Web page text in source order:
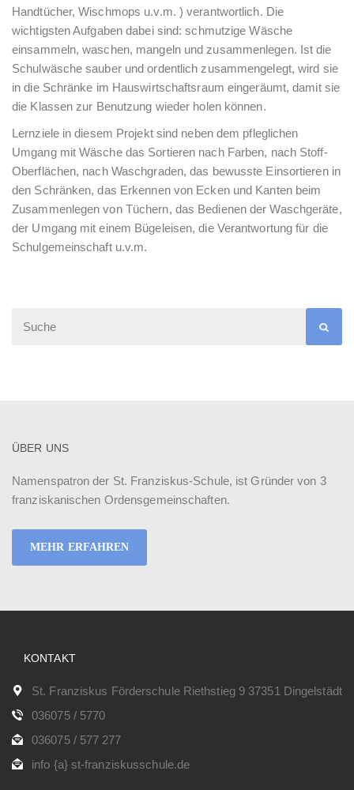
Handtücher, Wischmops u.v.m. ) verantwortlich. Die
wichtigsten Aufgaben dabei sind: schmutzige Wäsche
einsammeln, waschen, mangeln und zusammenlegen. Ist die
Schulwäsche sauber und ordentlich zusammengelegt, wird sie
in die Schränke im Hauswirtschaftsraum eingeräumt, damit sie
die Klassen zur Benutzung wieder holen können.
Lernziele in diesem Projekt sind neben dem pfleglichen
Umgang mit Wäsche das Sortieren nach Farben, nach Stoff-
Oberflächen, nach Waschgraden, das bewusste Einsortieren in
den Schränken, das Erkennen von Ecken und Kanten beim
Zusammenlegen von Tüchern, das Bedienen der Waschgeräte,
der Umgang mit einem Bügeleisen, die Verantwortung für die
Schulgemeinschaft u.v.m.
ÜBER UNS
Namenspatron der St. Franziskus-Schule, ist Gründer von 3
franziskanischen Ordensgemeinschaften.
MEHR ERFAHREN
KONTAKT
St. Franziskus Förderschule Riethstieg 9 37351 Dingelstädt
036075 / 5770
036075 / 577 277
info {a} st-franziskusschule.de